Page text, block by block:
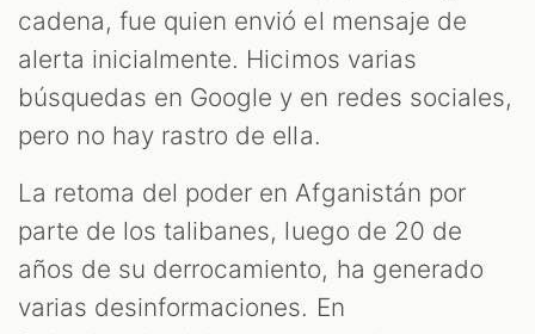
cadena, fue quien envió el mensaje de
alerta inicialmente. Hicimos varias
búsquedas en Google y en redes sociales,
pero no hay rastro de ella.
La retoma del poder en Afganistán por
parte de los talibanes, luego de 20 de
años de su derrocamiento, ha generado
varias desinformaciones. En